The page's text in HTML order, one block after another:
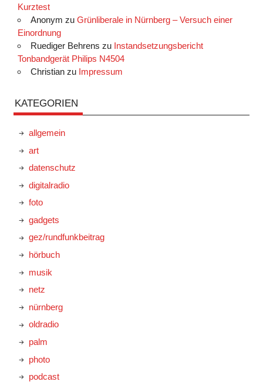
Kurztest
Anonym zu Grünliberale in Nürnberg – Versuch einer
Einordnung
Ruediger Behrens zu Instandsetzungsbericht
Tonbandgerät Philips N4504
Christianzu Impressum
KATEGORIEN
allgemein
art
datenschutz
digitalradio
foto
gadgets
gez/rundfunkbeitrag
hörbuch
musik
netz
nürnberg
oldradio
palm
photo
podcast